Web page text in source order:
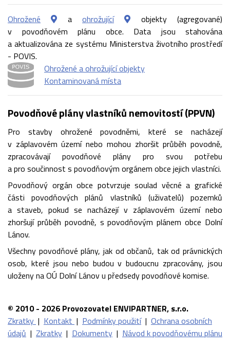
Ohrožené aohrožující
objekty (agregované)
v povodňovém plánu obce. Data jsou stahována
a aktualizována ze systému Ministerstva životního prostředí
- POVIS.
Ohrožené a ohrožující objekty
Kontaminovaná místa
Povodňové plány vlastníků nemovitostí (PPVN)
Pro stavby ohrožené povodněmi, které se nacházejí
v záplavovém území nebo mohou zhoršit průběh povodně,
zpracovávají povodňové plány pro svou potřebu
a pro součinnost s povodňovým orgánem obce jejich vlastníci.
Povodňový orgán obce potvrzuje soulad věcné a grafické
části povodňových plánů vlastníků (uživatelů) pozemků
a staveb, pokud se nacházejí v záplavovém území nebo
zhoršují průběh povodně, s povodňovým plánem obce Dolní
Lánov.
Všechny povodňové plány, jak od občanů, tak od právnických
osob, které jsou nebo budou v budoucnu zpracovány, jsou
uloženy na OÚ Dolní Lánov u předsedy povodňové komise.
© 2010 - 2026 Provozovatel ENVIPARTNER, s.r.o.
Zkratky | Kontakt | Podmínky použití | Ochrana osobních
údajů | Zkratky | Dokumenty | Návod k povodňovému plánu